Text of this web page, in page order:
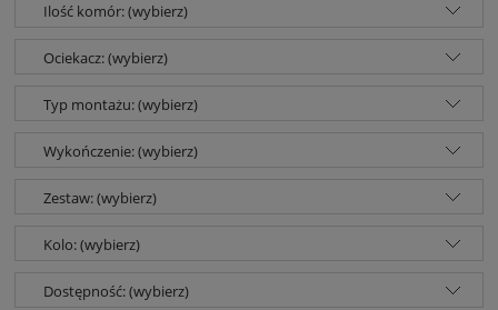
Ilość komór: (wybierz)
Ociekacz: (wybierz)
Typ montażu: (wybierz)
Wykończenie: (wybierz)
Zestaw: (wybierz)
Kolo: (wybierz)
Dostępność: (wybierz)